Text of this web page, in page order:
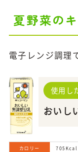
夏野菜の
電子レンジ調理
使用し
おいし
カロリー 705Kcal